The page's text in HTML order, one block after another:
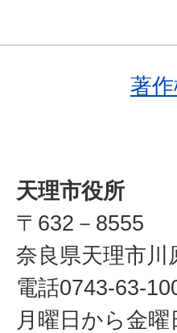
著
天理市役所
〒632－8555
奈良県天理市川
電話0743-63-
月曜日から金